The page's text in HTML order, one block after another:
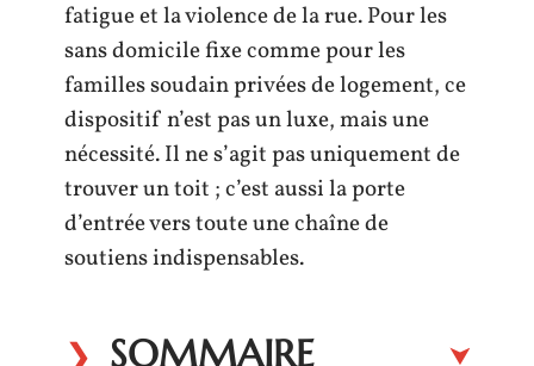
fatigue et la violence de la rue. Pour les
sans domicile fixe comme pour les
familles soudain privées de logement, ce
dispositif n’est pas un luxe, mais une
nécessité. Il ne s’agit pas uniquement de
trouver un toit ; c’est aussi la porte
d’entrée vers toute une chaîne de
soutiens indispensables.
SOMMAIRE